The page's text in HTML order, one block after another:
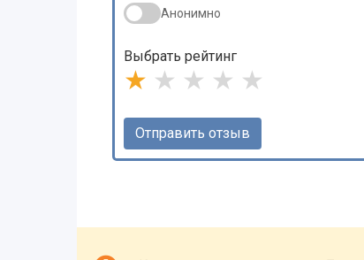
Анонимно
Выбрать рейтинг
★ ★ ★ ★ ★